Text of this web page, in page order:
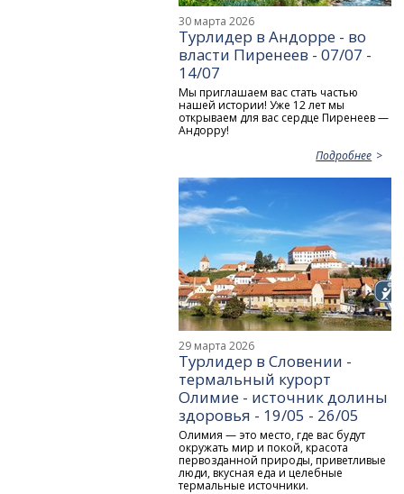
30 марта 2026
Турлидер в Андорре - во
власти Пиренеев - 07/07 -
14/07
Мы приглашаем вас стать частью
нашей истории! Уже 12 лет мы
открываем для вас сердце Пиренеев —
Андорру!
Подробнее
29 марта 2026
Турлидер в Словении -
термальный курорт
Олимие - источник долины
здоровья - 19/05 - 26/05
Олимия — это место, где вас будут
окружать мир и покой, красота
первозданной природы, приветливые
люди, вкусная еда и целебные
термальные источники.